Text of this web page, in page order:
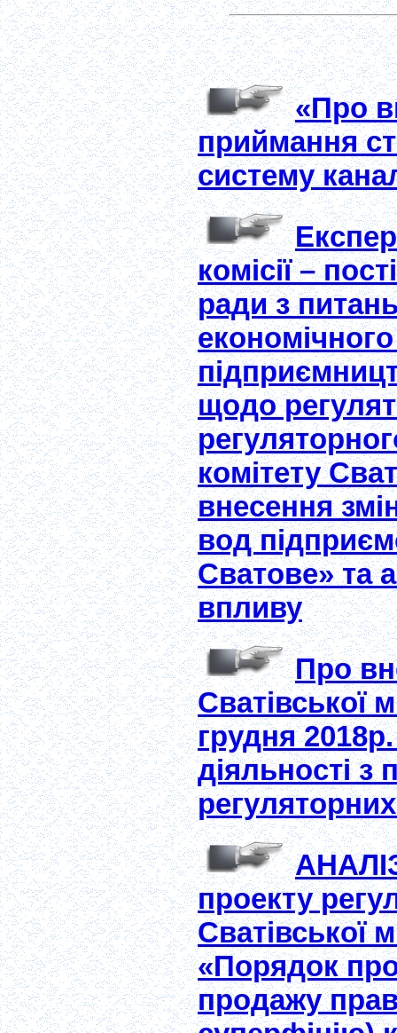
«Про
приймання
систему
комісії –
ради з
щодо
комітету
внесення
вод
Сватове» та
впливу
Про
Сватівської
грудня
діяльності з
регуляторних
проекту
Сватівської
«Порядок
продажу